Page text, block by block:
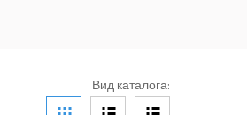
Вид каталога: